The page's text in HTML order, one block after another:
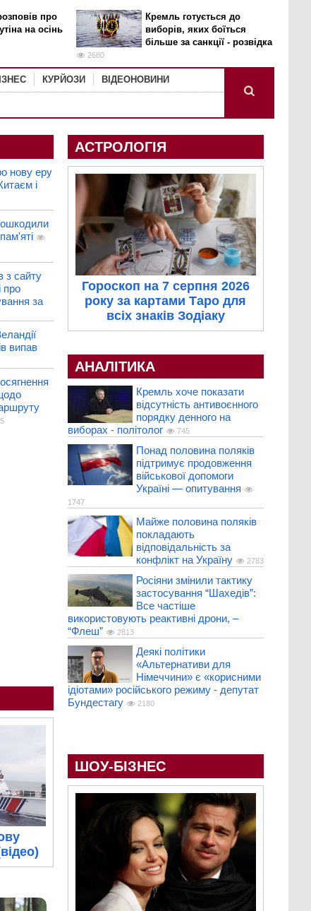
про
на осінь
Кремль готується до
виборів, яких боїться
більше за санкції - розвідка
2680
КУРЙОЗИ ВІДЕОНОВИНИ
нову еру
і
з сайту
про
за
випав
АСТРОЛОГІЯ
Гороскоп на 7 серпня 2026
року за картами Таро для
всіх знаків Зодіаку
АНАЛІТИКА
Кремль хоче показати
відсутність антивоєнного
порядку денного на
виборах - політолог
745
Понад половина поляків
підтримує продовження
військової допомоги
Україні — опитування
1747
Майже половина поляків
покладають
відповідальність за
конфлікт на Україну
2783
Росіяни змінили тактику
застосування “Шахедів”:
Все частіше
використовують реактивні дрони, –
“Флеш”
2813
Деякі політики
«Альтернативи для
Німеччини» є «корисними
ідіотами» російського режиму - депутат
Бундестагу
2180
ШОУ-БІЗНЕС